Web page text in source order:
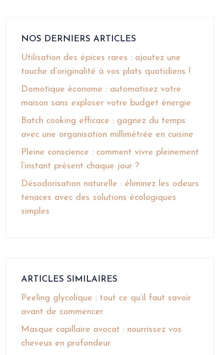
NOS DERNIERS ARTICLES
Utilisation des épices rares : ajoutez une
touche d’originalité à vos plats quotidiens !
Domotique économe : automatisez votre
maison sans exploser votre budget énergie
Batch cooking efficace : gagnez du temps
avec une organisation millimétrée en cuisine
Pleine conscience : comment vivre pleinement
l’instant présent chaque jour ?
Désodorisation naturelle : éliminez les odeurs
tenaces avec des solutions écologiques
simples
ARTICLES SIMILAIRES
Peeling glycolique : tout ce qu’il faut savoir
avant de commencer
Masque capillaire avocat : nourrissez vos
cheveux en profondeur.